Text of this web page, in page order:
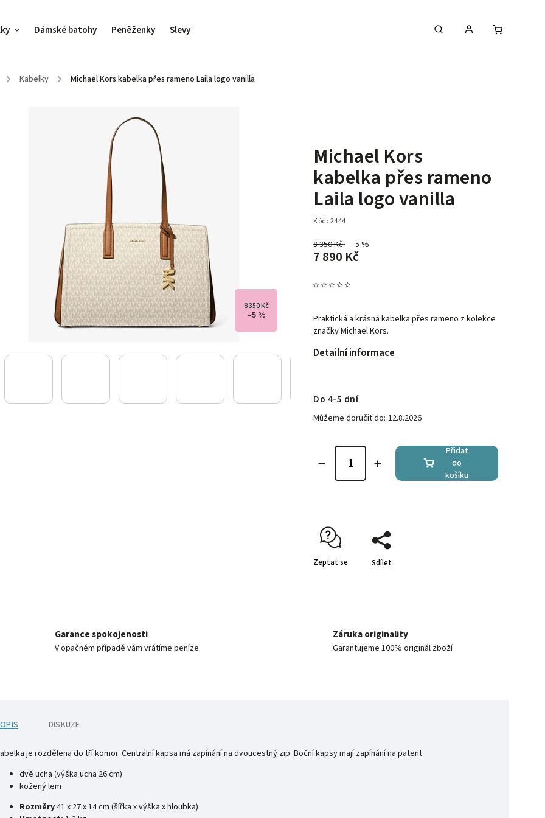
Dámské batohy Peněženky Slevy
/ Kabelky / Michael Kors kabelka přes rameno Laila logo vanilla
8 350 Kč
–5 %
Michael Kors
kabelka přes rameno
Laila logo vanilla
Kód: 2444
8 350 Kč –5 %
7 890 Kč
Praktická a krásná kabelka přes rameno z kolekce
značky Michael Kors.
Detailní informace
Do 4-5 dní
Můžeme doručit do: 12.8.2026
Přidat
do
košíku
Zeptat se Sdílet
Garance spokojenosti
V opačném případě vám vrátíme peníze
Záruka originality
Garantujeme 100% originál zboží
DISKUZE
je rozdělena do tří komor. Centrální kapsa má zapínání na dvoucestný zip. Boční kapsy mají zapínání na patent.
dvě ucha (výška ucha 26 cm)
kožený lem
Rozměry41 x 27 x 14 cm (šířka x výška x hloubka)